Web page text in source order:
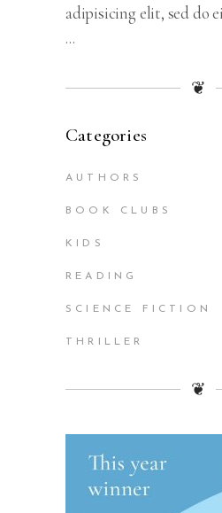
adipisicing elit, sed do
...
❦
Categories
AUTHORS
BOOK CLUBS
KIDS
READING
SCIENCE FICTION
THRILLER
❦